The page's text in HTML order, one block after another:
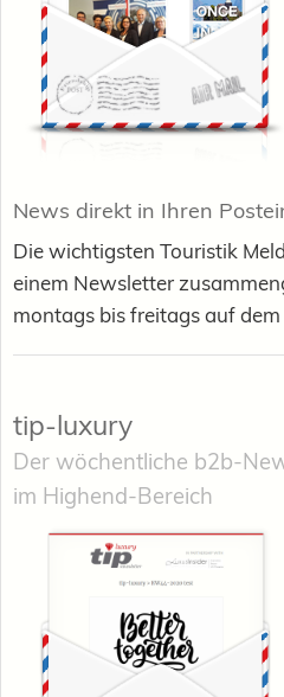
News direkt in Ihren
Die wichtigsten Touristik
einem Newsletter
montags bis freitags auf
tip-luxury
Der wöchentliche b2b-
im Highend-Bereich